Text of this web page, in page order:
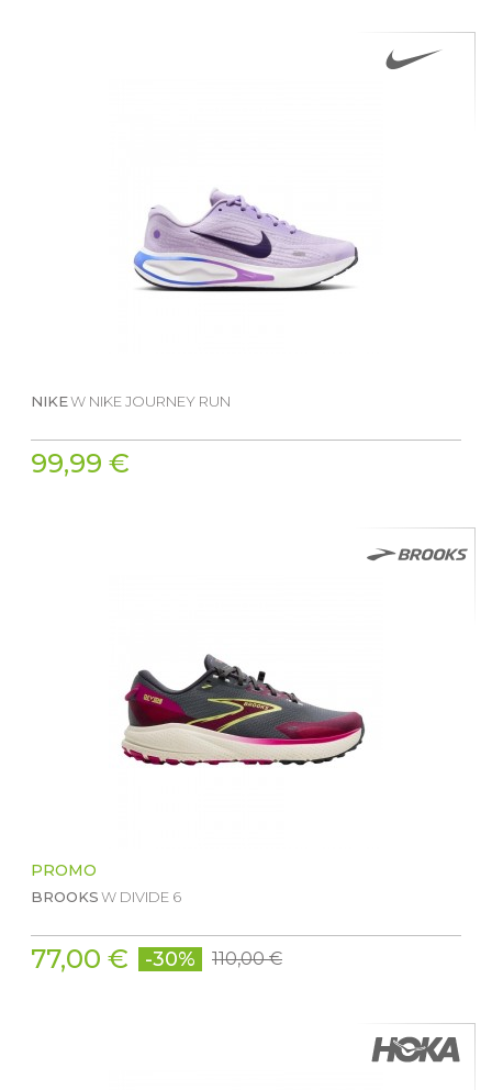
NIKEW NIKE JOURNEY RUN
99,99 €
PROMO
BROOKSW DIVIDE 6
77,00 € -30% 110,00 €